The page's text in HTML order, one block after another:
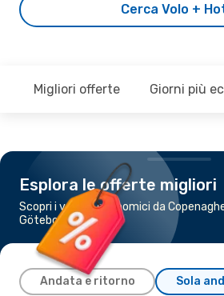
Cerca Volo +
Migliori offerte Giorni più
Esplora le offerte migliori
Scopri i voli più economici da
Göteborg
Andata e ritorno Sola